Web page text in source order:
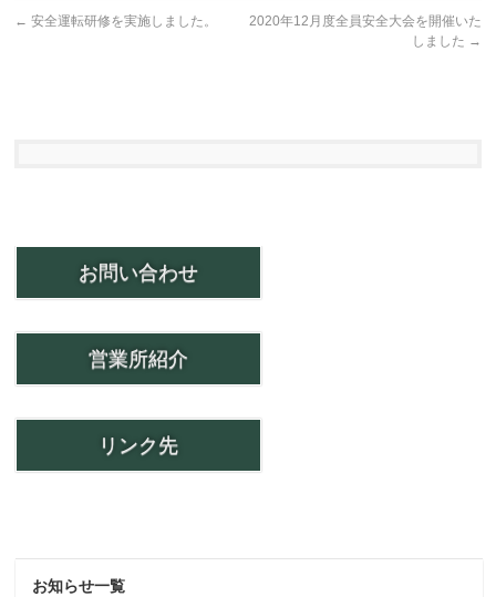
← 安全運転研修を実施しました。
2020年12月度全員安全大会を開催いた
しました →
お問い合わせ
営業所紹介
リンク先
お知らせ一覧